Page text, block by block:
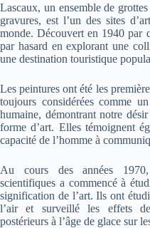
Lascaux, un ensemble de
gravures, est l’un des sites
monde. Découvert en 1940 par
par hasard en explorant une
une destination touristique
Les peintures ont été les
toujours considérées comme
humaine, démontrant notre
forme d’art. Elles témoignent
capacité de l’homme à
Au cours des années
scientifiques a commencé à
signification de l’art. Ils ont
l’air et surveillé les effets
postérieurs à l’âge de glace sur